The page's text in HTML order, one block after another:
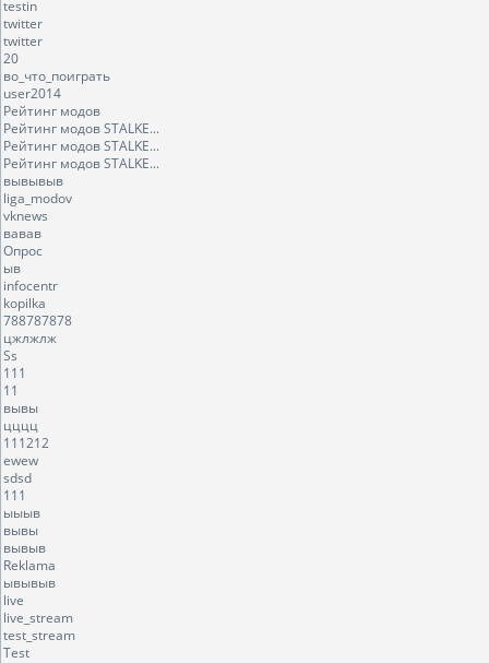
testin
twitter
twitter
20
во_что_поиграть
user2014
Рейтинг модов
Рейтинг модов STALKE...
Рейтинг модов STALKE...
Рейтинг модов STALKE...
вывывыв
liga_modov
vknews
вавав
Опрос
ыв
infocentr
kopilka
788787878
цжлжлж
Ss
111
11
вывы
цццц
111212
ewew
sdsd
111
ыыыв
вывы
вывыв
Reklama
ывывыв
live
live_stream
test_stream
Test